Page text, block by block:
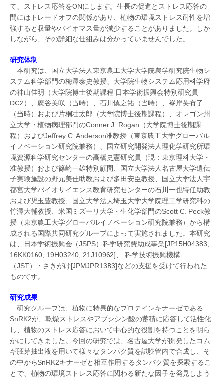
て、ストレス応答をONにします。生長の促進とストレス応答の
間にはトレードオフの関係があり、植物の環境ストレス耐性を増
強すると収量やバイオマス量が減少することがありました。しか
しながら、その詳細な仕組みは分かっていませんでした。
研究体制
本研究は、国立大学法人東京農工大学大学院農学研究院生物シ
ステム科学部門の梅澤泰史教授、大学院生物システム応用科学府
の神山佳明（大学院博士後期課程 日本学術振興会特別研究員
DC2）、廣谷美咲（当時）、石川慎之祐（当時）、峯岸芙有子
（当時）および片桐壮太郎（大学院博士後期課程）、オレゴン州
立大学・植物病理部門のConner J. Rogan（大学院博士後期課
程）およびJeffrey C. Anderson准教授（東京農工大学グローバル
イノベーション研究院兼務）、国立研究開発法人理化学研究所環
境資源科学研究センターの高橋史憲研究員（現：東京理科大学・
准教授）および篠崎一雄特別顧問、国立大学法人名古屋大学遺伝
子実験施設の野元美佳助教および多田安臣教授、国立大学法人宇
都宮大学バイオサイエンス教育研究センターの石川一也特任助教
および児玉豊教授、国立大学法人埼玉大学大学院理工学研究科の
竹澤大輔教授、米国ミズーリ大学・生化学部門のScott C. Peck教
授（東京農工大学グローバルイノベーション研究院兼務）から構
成される国際共同研究グループによって実施されました。本研究
は、日本学術振興会（JSPS）科学研究費助成事業[JP15H04383,
16KK0160, 19H03240, 21J10962]、 科学技術振興機構
（JST）・さきがけ[JPMJPR13B3]などの支援を受けて行われた
ものです。
研究成果
研究グループは、植物に特異的なプロテインキナーゼである
SnRK2が、乾燥ストレスやアブシシン酸の蓄積に応答して活性化
し、植物のストレス応答において中心的な役割を持つことを明ら
かにしてきました。今回の研究では、名古屋大学が開発したコム
ギ胚芽抽出液を用いて様々なタンパク質を試験管内で合成し、そ
の中からSnRK2キナーゼと相互作用するタンパク質を探索するこ
とで、植物の環境ストレス応答に関わる新たな因子を発見しよう